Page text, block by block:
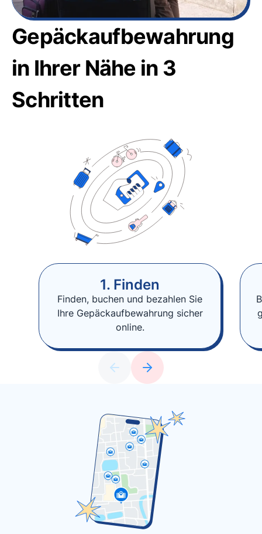
Gepäckaufbewahrung
in Ihrer Nähe in 3
Schritten
1. Finden
Finden, buchen und bezahlen Sie
Ihre Gepäckaufbewahrung sicher
online.